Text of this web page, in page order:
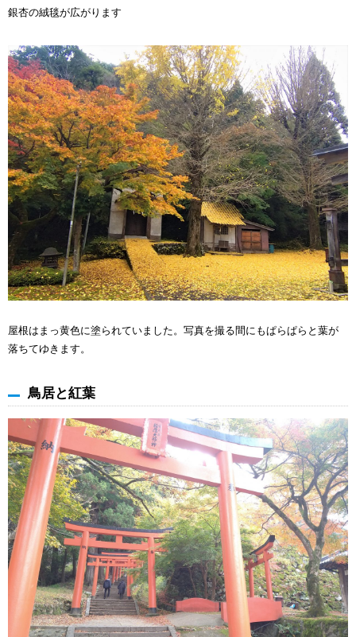
銀杏の絨毯が広がります
屋根はまっ黄色に塗られていました。写真を撮る間にもぱらぱらと葉が
落ちてゆきます。
鳥居と紅葉